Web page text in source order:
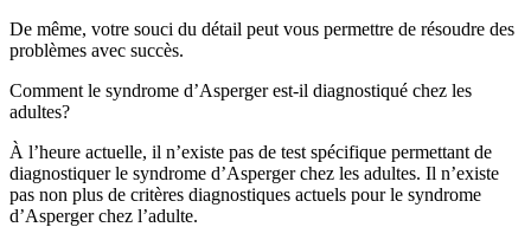
De même, votre souci du détail peut vous permettre de résoudre des
problèmes avec succès.
Comment le syndrome d’Asperger est-il diagnostiqué chez les
adultes?
À l’heure actuelle, il n’existe pas de test spécifique permettant de
diagnostiquer le syndrome d’Asperger chez les adultes. Il n’existe
pas non plus de critères diagnostiques actuels pour le syndrome
d’Asperger chez l’adulte.